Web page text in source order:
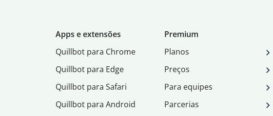
Apps e extensões
Quillbot para Chrome
Quillbot para Edge
Quillbot para Safari
Quillbot para Android
Premium
Planos
Preços
Para equipes
Parcerias